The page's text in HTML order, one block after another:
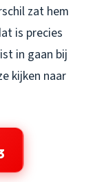
zat hem
is precies
in gaan bij
kijken naar